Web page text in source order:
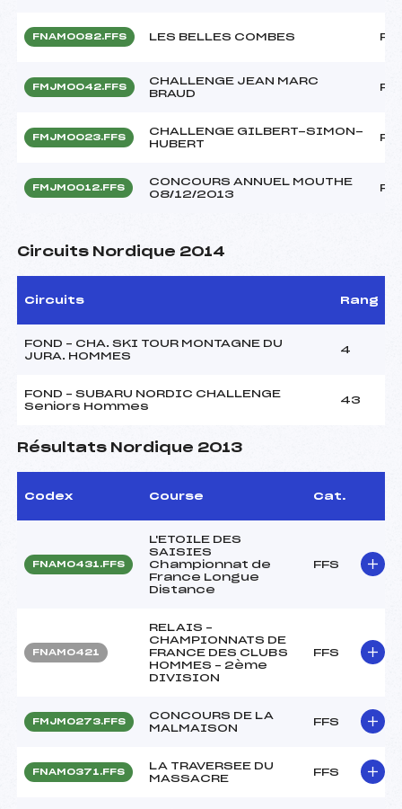
FNAM0082.FFS LES BELLES COMBES
FMJM0042.FFS
CHALLENGE JEAN MARC
BRAUD
FMJM0023.FFS
CHALLENGE GILBERT-SIMON-
HUBERT
FMJM0012.FFS
CONCOURS ANNUEL MOUTHE
08/12/2013
Circuits Nordique 2014
Circuits Rang
FOND – CHA. SKI TOUR MONTAGNE DU
JURA. HOMMES
4
FOND – SUBARU NORDIC CHALLENGE
Seniors Hommes
43
Résultats Nordique 2013
Codex Course Cat.
FNAM0431.FFS
L'ETOILE DES
SAISIES
Championnat de
France Longue
Distance
FFS
FNAM0421
RELAIS –
CHAMPIONNATS DE
FRANCE DES CLUBS
HOMMES – 2ème
DIVISION
FFS
FMJM0273.FFS
CONCOURS DE LA
MALMAISON
FFS
FNAM0371.FFS
LA TRAVERSEE DU
MASSACRE
FFS